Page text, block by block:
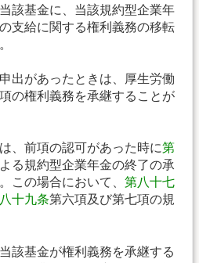
該基金に、当該規約型企業年
支給に関する権利義務の移転
出があったときは、厚生労働
の権利義務を承継することが
、前項の認可があった時に第
る規約型企業年金の終了の承
この場合において、 第八十七
十九条第六項及び第七項の規
該基金が権利義務を承継する